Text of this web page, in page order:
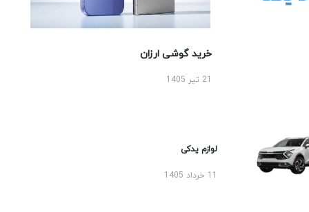
خرید گوشی ارزان
لوازم یدکی